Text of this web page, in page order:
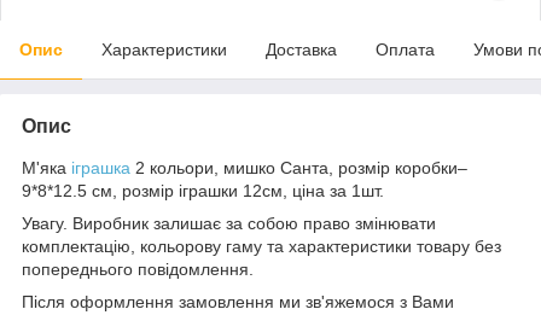
Опис Характеристики Доставка Оплата Умови
Опис
М'яка іграшка 2 кольори, мишко Санта, розмір коробки–
9*8*12.5 см, розмір іграшки 12см, ціна за 1шт.
Увагу. Виробник залишає за собою право змінювати
комплектацію, кольорову гаму та характеристики товару без
попереднього повідомлення.
Після оформлення замовлення ми зв'яжемося з Вами